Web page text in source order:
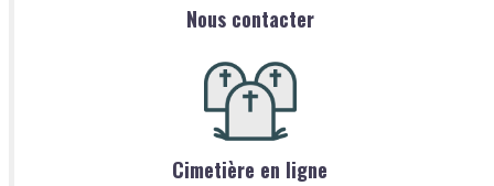
Nous contacter
Cimetière en ligne